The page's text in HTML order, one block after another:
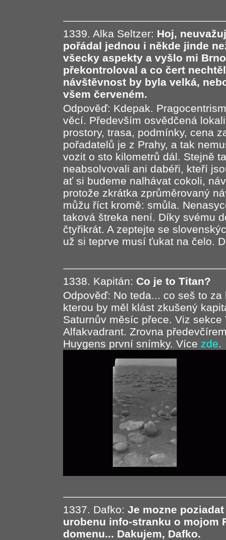
1339. Alka Seltzer: Hoj,
pořádal jednou i někde jinde
všecky aspekty a vyšlo mi
překontroloval a co čert
návštěvnost by byla velká,
všem červeném.
Odpověď: Kdepak.
věcí. Především osvědčená
prostory, trasa, podmínky, cena
pořadatelů je z Prahy, a tak
vozit o sto kilometrů dál. Stejně
neabsolvovali ani dabéři, kteří
ať si budeme nalhávat cokoli,
protože zkrátka zprůměrovaný
můžu říct kromě: smůla.
taková štreka není. Díky svému
čtyřikrát. A zeptejte se
už si teprve musí ťukat na čelo.
1338. Kapitán: Co je to Titan?
Odpověď: No teda... co seš to
kterou by měl klást zkušený
Saturnův měsíc přece. Viz
Alfakvadrant. Zrovna
Huygens první snímky. Více zde
1337. Dafko: Je mozne
urobenu info-stranku o mojom
domenu... Dakujem, Dafko.